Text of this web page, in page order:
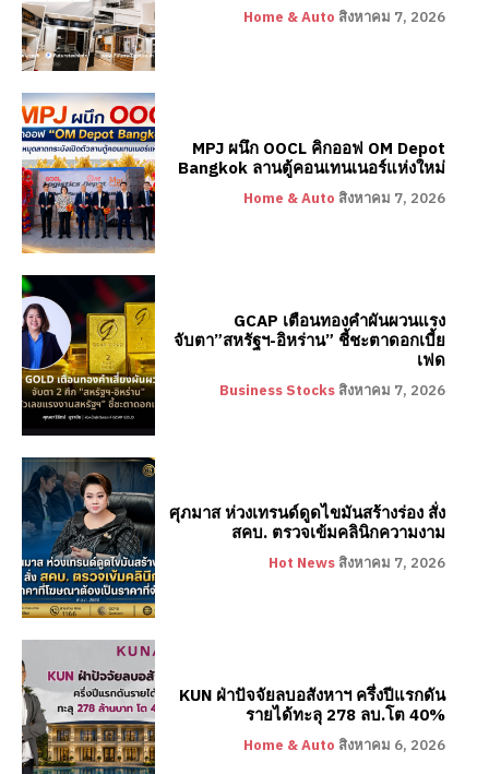
Home & Auto สิงหาคม 7, 2026
MPJ ผนึก OOCL คิกออฟ OM Depot
Bangkok ลานตู้คอนเทนเนอร์แห่งใหม่
Home & Auto สิงหาคม 7, 2026
GCAP เตือนทองคำผันผวนแรง
จับตา”สหรัฐฯ-อิหร่าน” ชี้ชะตาดอกเบี้ย
เฟด
Business Stocks สิงหาคม 7, 2026
ศุภมาส ห่วงเทรนด์ดูดไขมันสร้างร่อง สั่ง
สคบ. ตรวจเข้มคลินิกความงาม
Hot News สิงหาคม 7, 2026
KUN ฝ่าปัจจัยลบอสังหาฯ ครึ่งปีแรกดัน
รายได้ทะลุ 278 ลบ.โต 40%
Home & Auto สิงหาคม 6, 2026